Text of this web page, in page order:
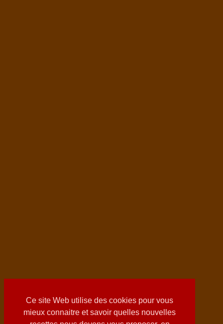
Ce site Web utilise des cookies pour vous
mieux connaitre et savoir quelles nouvelles